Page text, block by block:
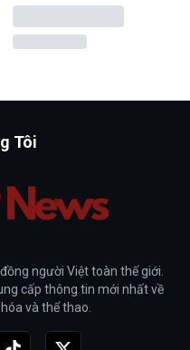
Tôi
người Việt toàn thế giới.
cấp thông tin mới nhất về
và thể thao.